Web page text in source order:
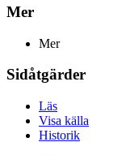
Mer
Mer
Sidåtgärder
Läs
Visa källa
Historik